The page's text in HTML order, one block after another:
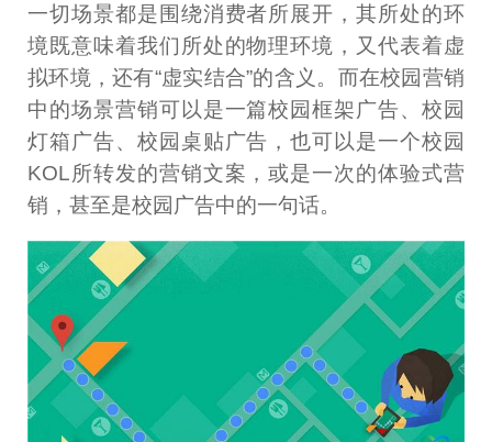
一切场景都是围绕消费者所展开，其所处的环
境既意味着我们所处的物理环境，又代表着虚
拟环境，还有“虚实结合”的含义。而在校园营销
中的场景营销可以是一篇校园框架广告、校园
灯箱广告、校园桌贴广告，也可以是一个校园
KOL所转发的营销文案，或是一次的体验式营
销，甚至是校园广告中的一句话。